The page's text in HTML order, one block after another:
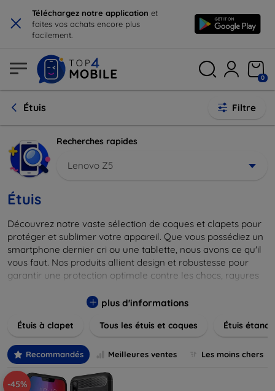
× Téléchargez notre application et
faites vos achats encore plus
facilement.
0
Étuis Filtre
Recherches rapides
Lenovo Z5
Étuis
Découvrez notre vaste sélection de coques et clapets pour
protéger et sublimer votre appareil. Que vous possédiez un
smartphone dernier cri ou une tablette, nous avons ce qu'il
vous faut. Nos produits allient design et robustesse pour
garantir une protection optimale contre les chocs, rayures
allant des modèles élégants et minimalistes aux designs
matériaux de haute qualité, y compris le cuir, le silicone, et
parfait pour exprimer votre style tout en assurant la
durabilité de votre appareil.
plus d'informations
Étuis à clapet Tous les étuis et coques Étuis
Recommandés Meilleures ventes Les moins chers
-45%